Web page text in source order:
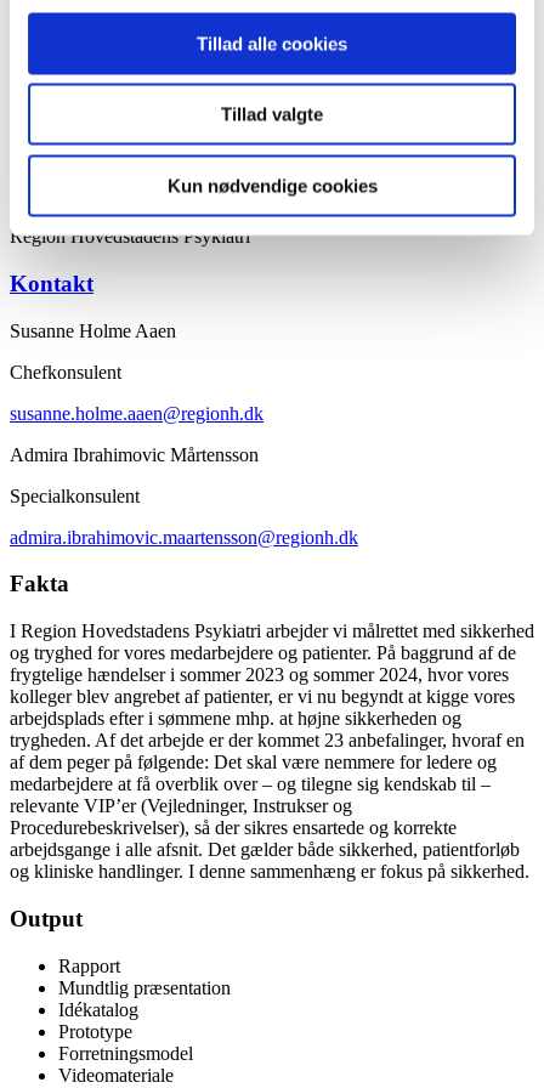
Tillad alle cookies
Tillad valgte
Kun nødvendige cookies
input til mulige løsninger.
1. tydelighed for medarbejderne og ledere, hvilke VIP
knytter sig til vedkommendes arbejdsopgaver
forudsætninger, så formidlingen er let tilgængeligt
3. implementeringen af ovenstående
Region Hovedstadens Psykiatri
Kontakt
Susanne Holme Aaen
Chefkonsulent
susanne.holme.aaen@regionh.dk
Admira Ibrahimovic Mårtensson
Specialkonsulent
admira.ibrahimovic.maartensson@regionh.dk
Fakta
I Region Hovedstadens Psykiatri arbejder vi målrettet med sikkerhed
og tryghed for vores medarbejdere og patienter. På baggrund af de
frygtelige hændelser i sommer 2023 og sommer 2024, hvor vores
kolleger blev angrebet af patienter, er vi nu begyndt at kigge vores
arbejdsplads efter i sømmene mhp. at højne sikkerheden og
trygheden. Af det arbejde er der kommet 23 anbefalinger, hvoraf en
af dem peger på følgende: Det skal være nemmere for ledere og
medarbejdere at få overblik over – og tilegne sig kendskab til –
relevante VIP’er (Vejledninger, Instrukser og
Procedurebeskrivelser), så der sikres ensartede og korrekte
arbejdsgange i alle afsnit. Det gælder både sikkerhed, patientforløb
og kliniske handlinger. I denne sammenhæng er fokus på sikkerhed.
Output
Rapport
Mundtlig præsentation
Idékatalog
Prototype
Forretningsmodel
Videomateriale